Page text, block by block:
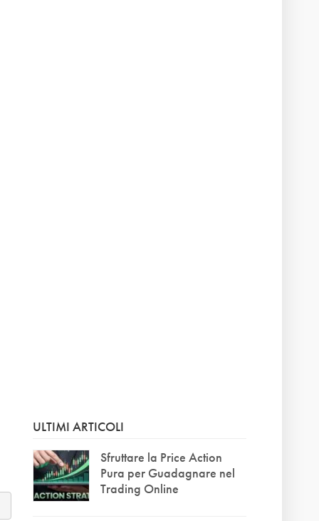
ULTIMI ARTICOLI
Sfruttare la Price Action
Pura per Guadagnare nel
Trading Online